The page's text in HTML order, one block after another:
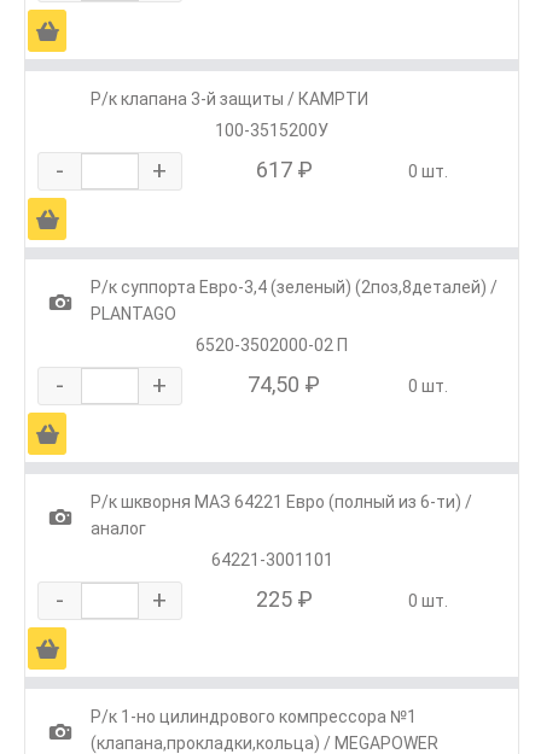
Ä
Р/к клапана 3-й защиты / КАМРТИ
100-3515200У
- + 617 ₽ 0 шт.
Ä
1
Р/к суппорта Евро-3,4 (зеленый) (2поз,8деталей) /
PLANTAGO
6520-3502000-02 П
- + 74,50 ₽ 0 шт.
Ä
1
Р/к шкворня МАЗ 64221 Евро (полный из 6-ти) /
аналог
64221-3001101
- + 225 ₽ 0 шт.
Ä
1
Р/к 1-но цилиндрового компрессора №1
(клапана,прокладки,кольца) / MEGAPOWER